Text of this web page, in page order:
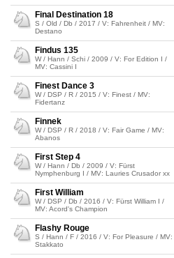
Final Destination 18
S / Old / Db / 2017 / V: Fahrenheit / MV:
Destano
Findus 135
W / Hann / Schi / 2009 / V: For Edition I /
MV: Cassini I
Finest Dance 3
W / DSP / R / 2015 / V: Finest / MV:
Fidertanz
Finnek
W / DSP / R / 2018 / V: Fair Game / MV:
Abanos
First Step 4
W / Hann / Db / 2009 / V: Fürst
Nymphenburg I / MV: Lauries Crusador xx
First William
W / DSP / Db / 2016 / V: Fürst William I /
MV: Acord's Champion
Flashy Rouge
S / Hann / F / 2016 / V: For Pleasure / MV:
Stakkato